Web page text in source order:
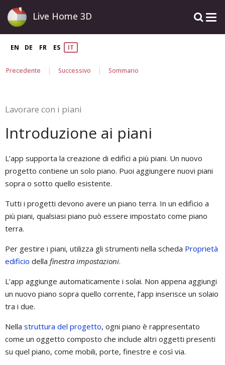
Live Home 3D
EN DE FR ES IT
Precedente | Successivo | Sommario
Lavorare con i piani
Introduzione ai piani
L’app supporta la creazione di edifici a più piani. Un nuovo
progetto contiene un solo piano. Puoi aggiungere nuovi piani
sopra o sotto quello esistente.
Tutti i progetti devono avere un piano terra. In un edificio a
più piani, qualsiasi piano può essere impostato come piano
terra.
Per gestire i piani, utilizza gli strumenti nella scheda Proprietà
edificio della finestra impostazioni.
L’app aggiunge automaticamente i solai. Non appena aggiungi
un nuovo piano sopra quello corrente, l’app inserisce un solaio
tra i due.
Nella struttura del progetto, ogni piano è rappresentato
come un oggetto composto che include altri oggetti presenti
su quel piano, come mobili, porte, finestre e così via.